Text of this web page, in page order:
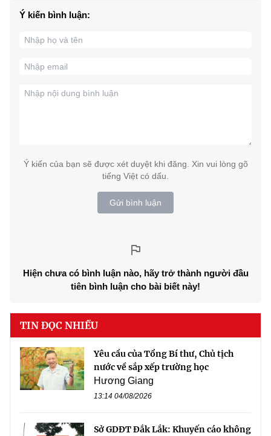
Ý kiến bình luận:
Ý kiến của bạn sẽ được xét duyệt khi đăng. Xin vui lòng gõ
tiếng Việt có dấu.
Gửi bình luận
Hiện chưa có bình luận nào, hãy trở thành người đầu
tiên bình luận cho bài biết này!
TIN ĐỌC NHIỀU
Yêu cầu của Tổng Bí thư, Chủ tịch
nước về sắp xếp trường học
Hương Giang
13:14 04/08/2026
Sở GDĐT Đắk Lắk: Khuyến cáo không